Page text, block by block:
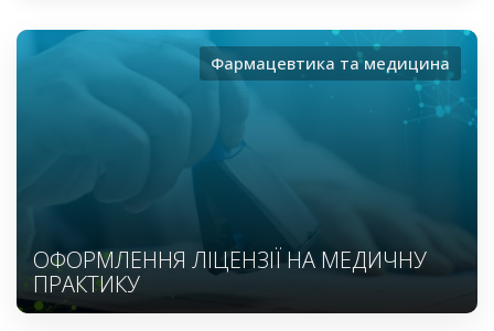
ОФОРМЛЕННЯ ЛІЦЕНЗІЇ НА МЕДИЧНУ
ПРАКТИКУ
Фармацевтика та медицина